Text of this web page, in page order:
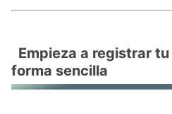
Empieza a registrar
forma sencilla